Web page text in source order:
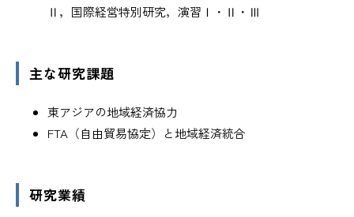
Ⅱ，国際経営特別研究，演習Ⅰ・Ⅱ・Ⅲ
主な研究課題
東アジアの地域経済協力
FTA（自由貿易協定）と地域経済統合
研究業績